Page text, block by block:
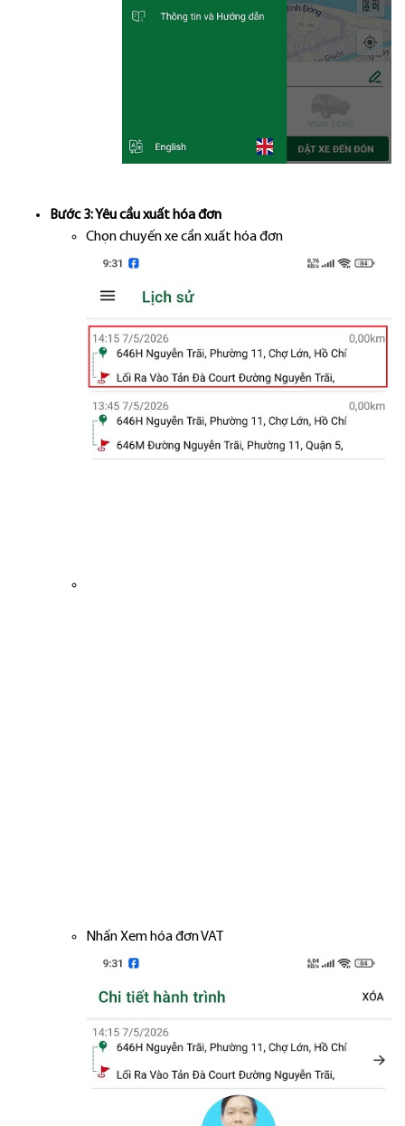
Bước 3: Yêu cầu xuất hóa đơn
Chọn chuyến xe cần xuất hóa đơn
Nhấn Xem hóa đơn VAT